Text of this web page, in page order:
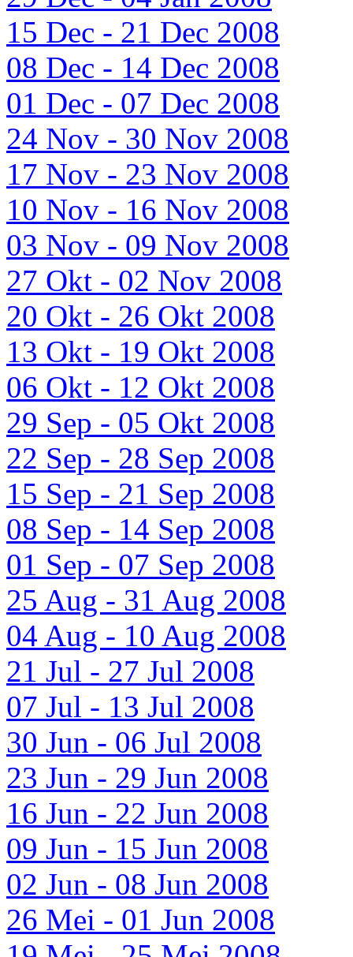
15 Dec - 21 Dec 2008
08 Dec - 14 Dec 2008
01 Dec - 07 Dec 2008
24 Nov - 30 Nov 2008
17 Nov - 23 Nov 2008
10 Nov - 16 Nov 2008
03 Nov - 09 Nov 2008
27 Okt - 02 Nov 2008
20 Okt - 26 Okt 2008
13 Okt - 19 Okt 2008
06 Okt - 12 Okt 2008
29 Sep - 05 Okt 2008
22 Sep - 28 Sep 2008
15 Sep - 21 Sep 2008
08 Sep - 14 Sep 2008
01 Sep - 07 Sep 2008
25 Aug - 31 Aug 2008
04 Aug - 10 Aug 2008
21 Jul - 27 Jul 2008
07 Jul - 13 Jul 2008
30 Jun - 06 Jul 2008
23 Jun - 29 Jun 2008
16 Jun - 22 Jun 2008
09 Jun - 15 Jun 2008
02 Jun - 08 Jun 2008
26 Mei - 01 Jun 2008